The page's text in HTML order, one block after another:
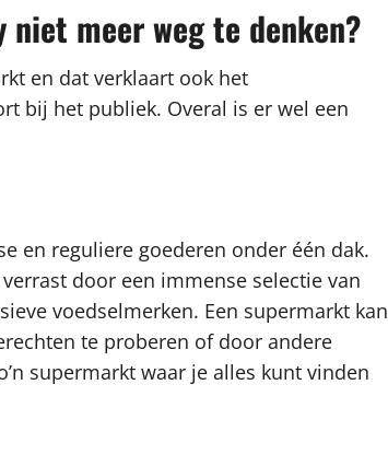
niet meer weg te denken?
en dat verklaart ook het
bij het publiek. Overal is er wel een
en reguliere goederen onder één dak.
door een immense selectie van
voedselmerken. Een supermarkt kan
te proberen of door andere
supermarkt waar je alles kunt vinden